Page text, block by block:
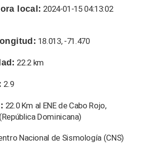
local: 2024-01-15 04:13:02
18.013, -71.470
22.2 km
2.9
22.0 Km al ENE de Cabo Rojo,
Dominicana)
Nacional de Sismología (CNS)